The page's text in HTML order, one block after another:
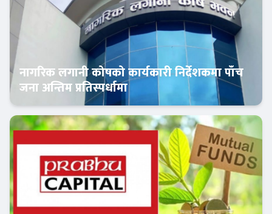
Banner News
नागरिक लगानी कोषको कार्यकारी निर्देशकमा पाँच
जना अन्तिम प्रतिस्पर्धामा